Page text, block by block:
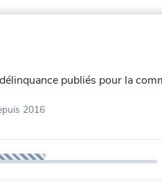
publiés pour la
2016